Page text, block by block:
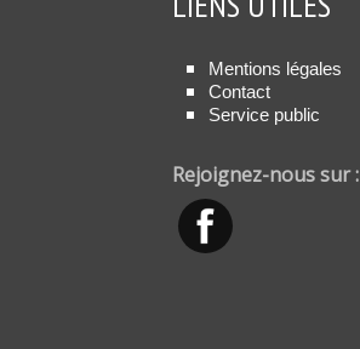
Mentions légales
Contact
Service public
Rejoignez-nous sur :